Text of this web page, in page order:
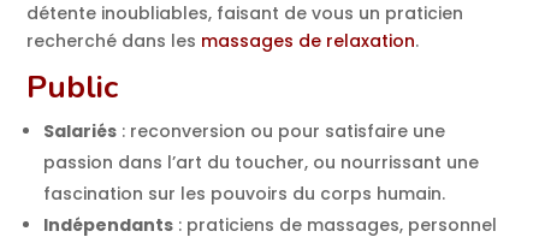
détente inoubliables, faisant de vous un praticien
recherché dans les massages de relaxation.
Public
Salariés : reconversion ou pour satisfaire une
passion dans l’art du toucher, ou nourrissant une
fascination sur les pouvoirs du corps humain.
Indépendants : praticiens de massages, personnel